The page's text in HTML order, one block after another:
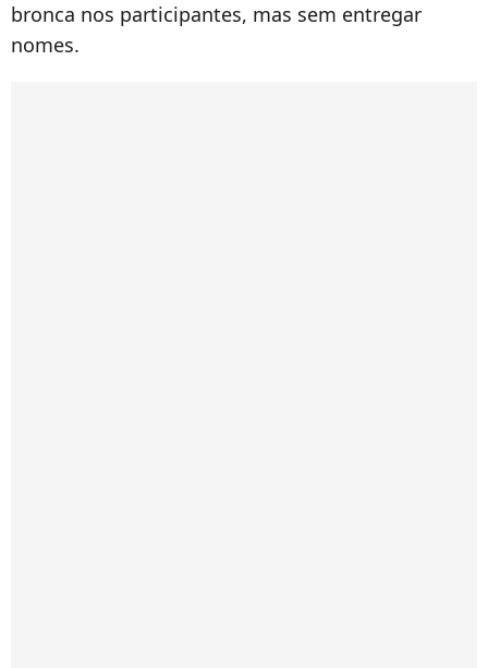
bronca nos participantes, mas sem entregar
nomes.